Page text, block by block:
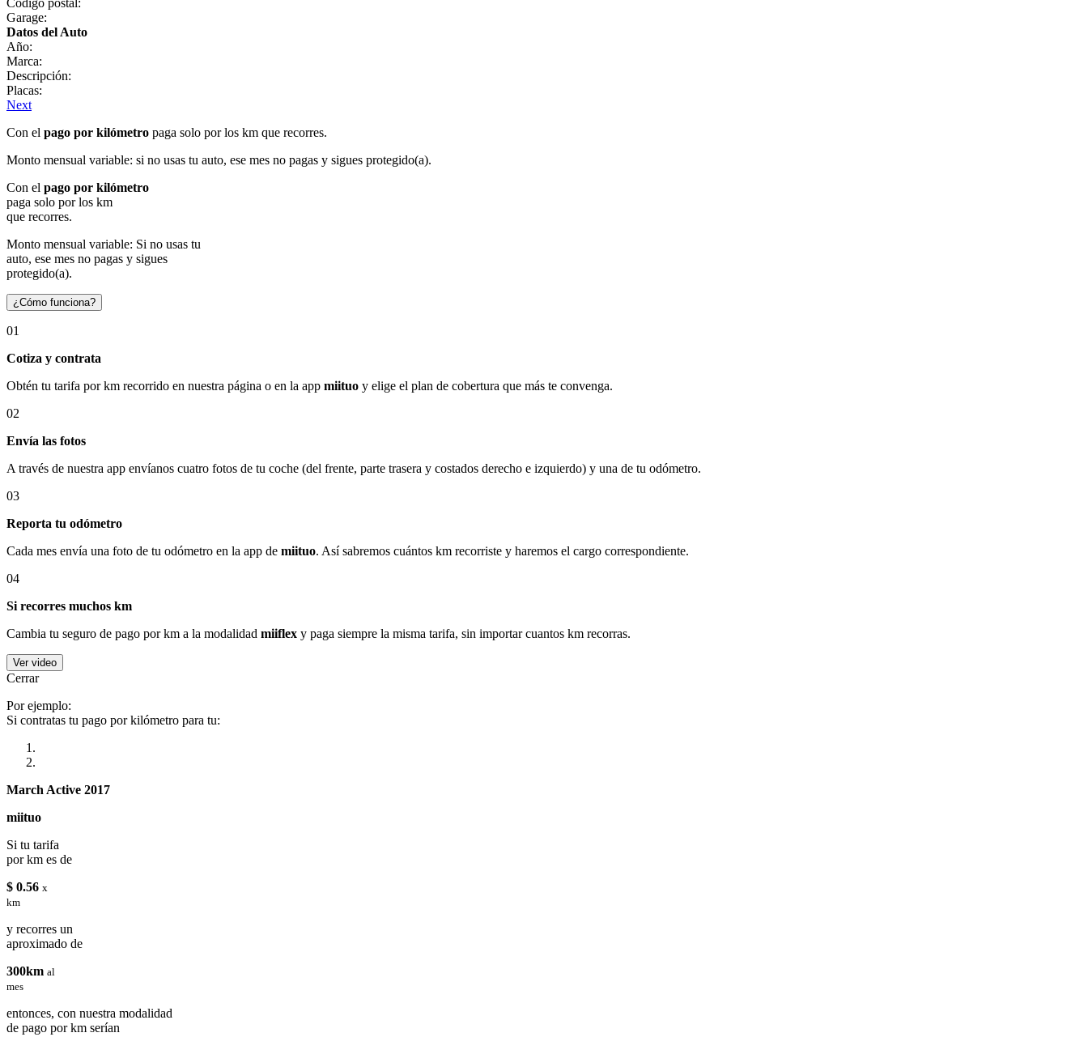
Garage:
Datos del Auto
Año:
Marca:
Descripción:
Placas:
Next
Con el pago por kilómetro paga solo por los km que recorres.
Monto mensual variable: si no usas tu auto, ese mes no pagas y sigues protegido(a).
Con el pago por kilómetro
paga solo por los km
que recorres.
Monto mensual variable: Si no usas tu
auto, ese mes no pagas y sigues
protegido(a).
¿Cómo funciona?
01
Cotiza y contrata
Obtén tu tarifa por km recorrido en nuestra página o en la app miituo y elige el plan de cobertura que más te convenga.
02
Envía las fotos
A través de nuestra app envíanos cuatro fotos de tu coche (del frente, parte trasera y costados derecho e izquierdo) y una de tu odómetro.
03
Reporta tu odómetro
Cada mes envía una foto de tu odómetro en la app de miituo. Así sabremos cuántos km recorriste y haremos el cargo correspondiente.
04
Si recorres muchos km
Cambia tu seguro de pago por km a la modalidad miiflex y paga siempre la misma tarifa, sin importar cuantos km recorras.
Ver video
Cerrar
Por ejemplo:
Si contratas tu pago por kilómetro para tu:
March Active 2017
miituo
Si tu tarifa
por km es de
$ 0.56 x
km
y recorres un
aproximado de
300km al
mes
entonces, con nuestra modalidad
de pago por km serían